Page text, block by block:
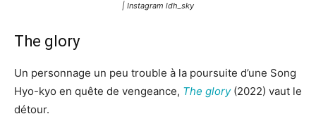
| Instagram ldh_sky
The glory
Un personnage un peu trouble à la poursuite d’une Song
Hyo-kyo en quête de vengeance, The glory(2022) vaut le
détour.